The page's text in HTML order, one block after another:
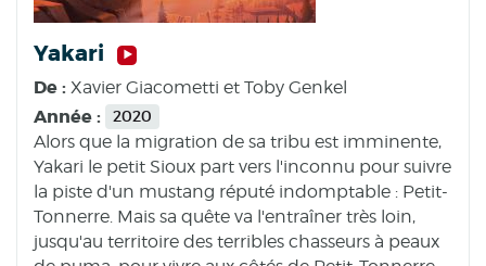
Yakari
De : Xavier Giacometti et Toby Genkel
Année : 2020
Alors que la migration de sa tribu est imminente,
Yakari le petit Sioux part vers l'inconnu pour suivre
la piste d'un mustang réputé indomptable : Petit-
Tonnerre. Mais sa quête va l'entraîner très loin,
jusqu'au territoire des terribles chasseurs à peaux